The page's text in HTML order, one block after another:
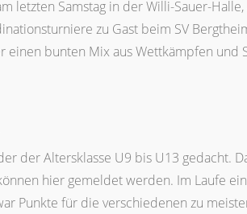
letzten Samstag in der Willi-Sauer-Halle,
zu Gast beim SV
einen bunten Mix aus Wettkämpfen und
der Altersklasse U9 bis U13 gedacht.
hier gemeldet werden. Im Laufe
Punkte für die verschiedenen zu